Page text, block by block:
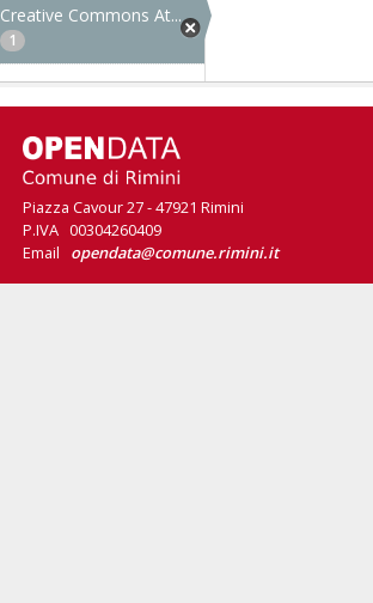
Creative Commons At...
1
Piazza Cavour 27 - 47921 Rimini
P.IVA 00304260409
Email opendata@comune.rimini.it